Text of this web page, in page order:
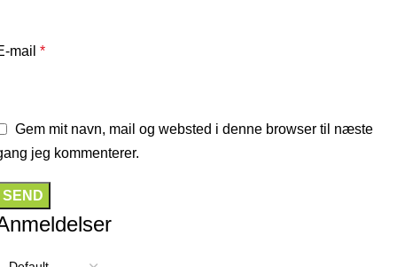
mail *
Gem mit navn, mail og websted i denne browser til næste
jeg kommenterer.